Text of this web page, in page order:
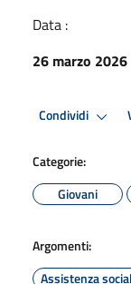
Data :
26 marzo 2026
Condividi
Categorie:
Giovani
Argomenti:
Assistenza